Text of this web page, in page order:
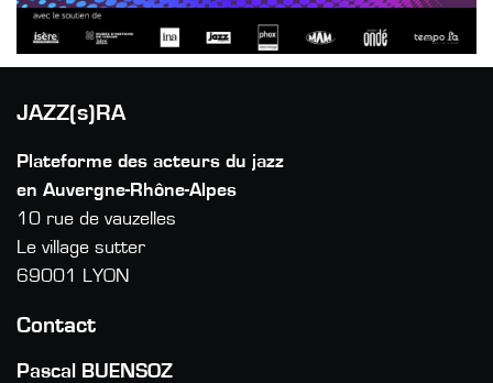
JAZZ(s)RA
Plateforme des acteurs du jazz
en Auvergne-Rhône-Alpes
10 rue de vauzelles
Le village sutter
69001 LYON
Contact
Pascal BUENSOZ